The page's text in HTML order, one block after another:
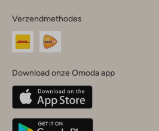
je
land
Nederland
Belgique(Français)
Deutschland
Verzendmethodes
Download onze Omoda app